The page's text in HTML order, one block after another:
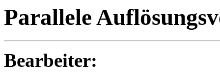
Parallele
Bearbeiter: